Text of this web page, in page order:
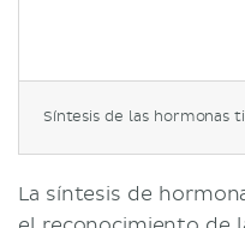
Síntesis de las hormonas
La síntesis de